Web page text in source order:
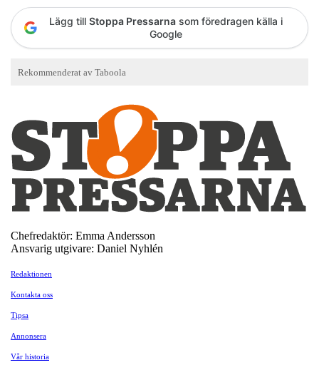
Lägg till Stoppa Pressarna som föredragen källa i
Google
Chefredaktör: Emma Andersson
Ansvarig utgivare: Daniel Nyhlén
Redaktionen
Kontakta oss
Tipsa
Annonsera
Vår historia